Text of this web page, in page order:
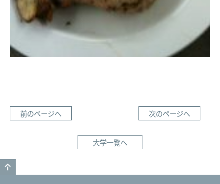
前のページへ 次のページへ
大学一覧へ